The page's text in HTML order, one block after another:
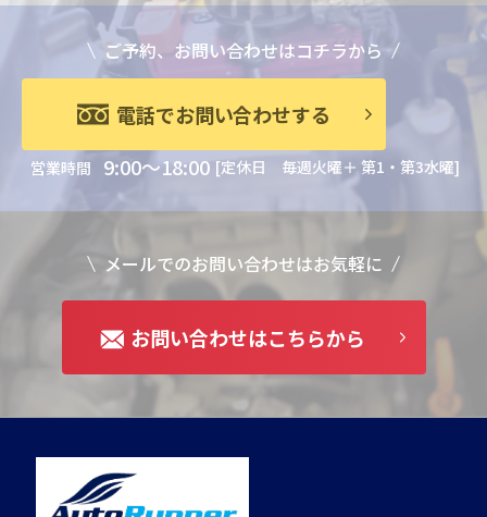
ご予約、お問い合わせはコチラから
電話でお問い合わせする
営業時間 9:00～18:00 [定休日 毎週火曜＋ 第1・第3水曜]
メールでのお問い合わせはお気軽に
お問い合わせはこちらから